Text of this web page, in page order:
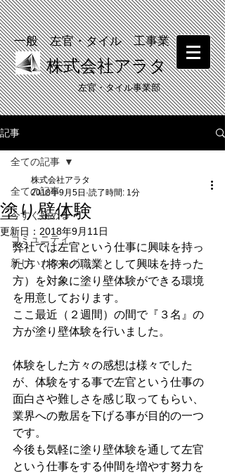
一般 左官・タイル 工事業
株式会社アラタ
​左官・タイル事業部
​塗り壁体験 受付中！
記事
全ての記事
今すぐ始める
コミュニティ
新しいカタログ
全ての記事
塗り壁体験
株式会社アラタ
2018年9月5日 読了時間: 1分
更新日： 2018年9月11日
弊社では左官という仕事に興味を持っ
た方（将来の職業として興味を持った
方）を対象に塗り壁体験ができる環境
を用意しております。
ここ最近（２週間）の間で『３名』の
方が塗り壁体験を行いました。
体験をした方々の感想は様々でした
が、体験をする事で左官という仕事の
面白さや難しさを感じ取ってもらい、
業界への敷居を下げる事が目的の一つ
です。
今後も気軽に塗り壁体験を通して左官
という仕事をする仲間を増やす努力を